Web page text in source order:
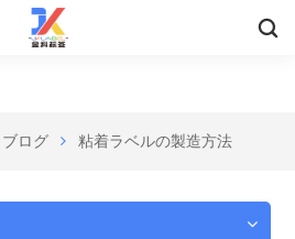
ブログ 粘着ラベルの製造方法